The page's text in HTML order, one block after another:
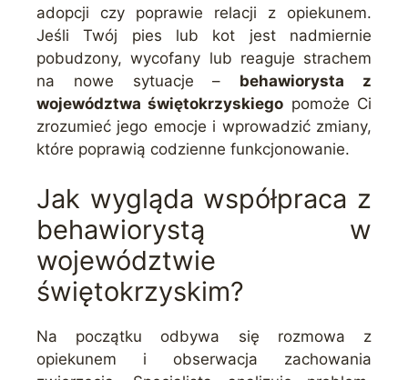
adopcji czy poprawie relacji z opiekunem.
Jeśli Twój pies lub kot jest nadmiernie
pobudzony, wycofany lub reaguje strachem
na nowe sytuacje – behawiorysta z
województwa świętokrzyskiego pomoże Ci
zrozumieć jego emocje i wprowadzić zmiany,
które poprawią codzienne funkcjonowanie.
Jak wygląda współpraca z
behawiorystą w
województwie
świętokrzyskim?
Na początku odbywa się rozmowa z
opiekunem i obserwacja zachowania